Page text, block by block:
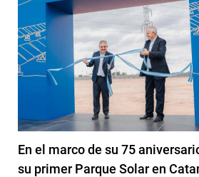
En el marco de su 75
su primer Parque Solar en